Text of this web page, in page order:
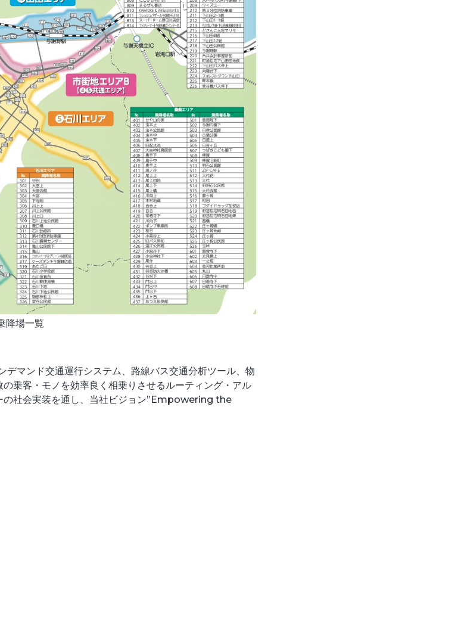
降場一覧
マンド交通運行システム、路線バス交通分析ツール、物
乗客・モノを効率良く相乗りさせるルーティング・アル
の社会実装を通し、当社ビジョン”Empowering the